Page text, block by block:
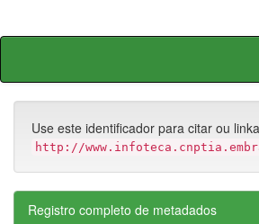
Skip
Use este identificador para citar ou
http://
Registro completo de metadados